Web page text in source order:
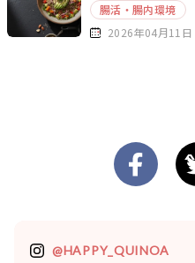
腸活・腸内環境
2026年04月11日
@HAPPY_QUINOA